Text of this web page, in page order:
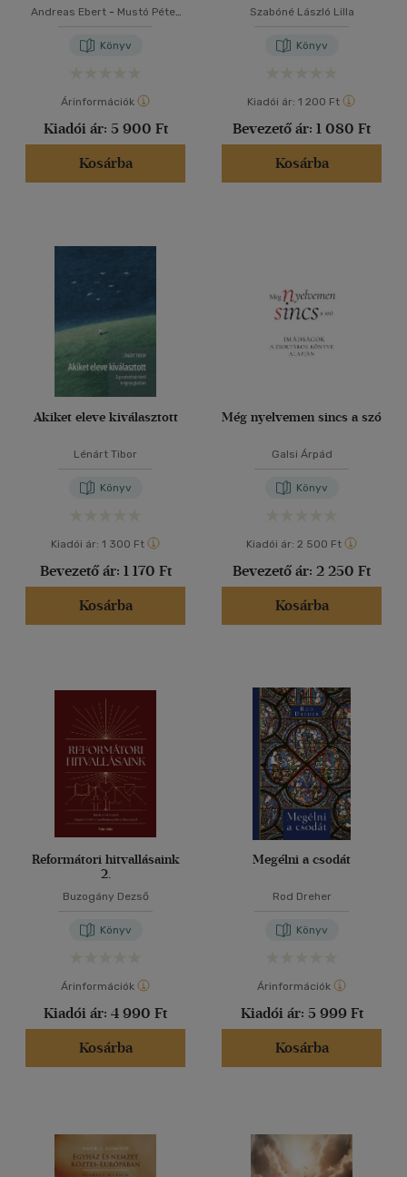
Andreas Ebert - Mustó Péter
Könyv
Árinformációk
Kiadói ár: 5 900 Ft
Kosárba
Szabóné László Lilla
Könyv
Kiadói ár: 1 200 Ft
Bevezető ár: 1 080 Ft
Kosárba
Akiket eleve kiválasztott
Lénárt Tibor
Könyv
Kiadói ár: 1 300 Ft
Bevezető ár: 1 170 Ft
Kosárba
Még nyelvemen sincs a szó
Galsi Árpád
Könyv
Kiadói ár: 2 500 Ft
Bevezető ár: 2 250 Ft
Kosárba
Reformátori hitvallásaink
2.
Buzogány Dezső
Könyv
Árinformációk
Kiadói ár: 4 990 Ft
Kosárba
Megélni a csodát
Rod Dreher
Könyv
Árinformációk
Kiadói ár: 5 999 Ft
Kosárba